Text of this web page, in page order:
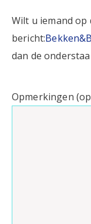
Wilt u iemand
bericht:
dan de
Opmerkingen